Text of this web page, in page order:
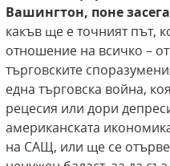
Вашингтон, поне
какъв ще е точният път,
отношение на всичко –
търговските
една търговска война,
рецесия или дори
американската
на САЩ, или ще се отърве